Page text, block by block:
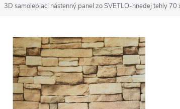
3D samolepiaci nástenný panel zo SVETLO-hnedej tehly 70